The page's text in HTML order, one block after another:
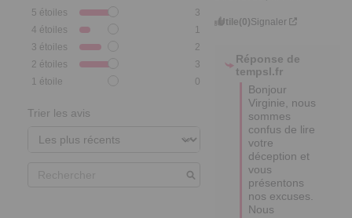
5 étoiles
3
4 étoiles
1
3 étoiles
2
2 étoiles
3
1 étoile 0
Trier les avis
Utile(0)Signaler
Réponse de
tempsl.fr
Bonjour
Virginie, nous
sommes
confus de lire
votre
déception et
vous
présentons
nos excuses.
Nous